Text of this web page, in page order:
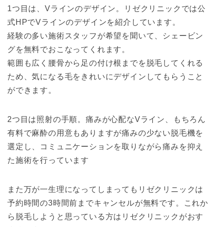
1つ目は、Vラインのデザイン。リゼクリニックでは公
式HPでVラインのデザインを紹介しています。
経験の多い施術スタッフが希望を聞いて、シェービン
グを無料でおこなってくれます。
範囲も広く腰骨から足の付け根までを脱毛してくれる
ため、気になる毛をきれいにデザインしてもらうこと
ができます。
2つ目は照射の手順。痛みが心配なVライン、もちろん
有料で麻酔の用意もありますが痛みの少ない脱毛機を
選定し、コミュニケーションを取りながら痛みを抑え
た施術を行っています
また万が一生理になってしまってもリゼクリニックは
予約時間の3時間前までキャンセルが無料です。これか
ら脱毛しようと思っている方はリゼクリニックがおす